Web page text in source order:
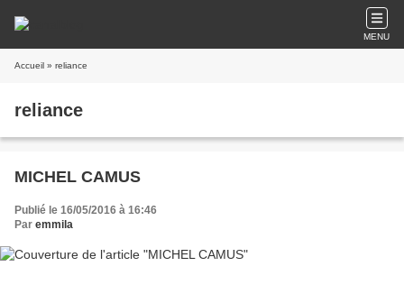
MENU
Accueil » reliance
reliance
MICHEL CAMUS
Publié le 16/05/2016 à 16:46
Par emmila